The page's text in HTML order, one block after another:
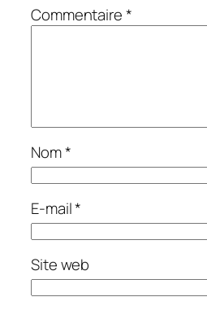
Commentaire*
Nom*
E-mail*
Site web